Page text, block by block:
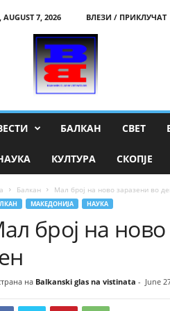
AUGUST 7, 2026
ВЛЕЗИ / ПРИКЛУЧАТ
БАЛКАН СВЕТ
КУЛТУРА СКОПЈЕ
Балкан Мал број на ново заразени во
МАКЕДОНИЈА НАУКА
број на
на Balkanski glas na vistinata - June